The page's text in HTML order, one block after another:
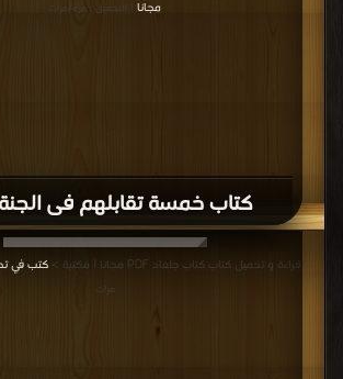
كتاب خمسة تقابلهم فى الجنة PDF
مجانا | التحميل : مرة/مرات
قراءة و تحميل كتاب كتاب جلعاد PDF مجانا | مكتبة > كتب في
مرات